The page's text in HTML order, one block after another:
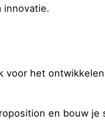
innovatie.
het
en bouw je